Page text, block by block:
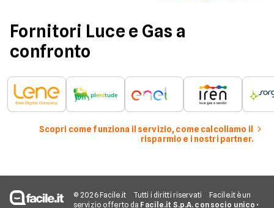
ricezione) per i principali
operatori di energia.
Fornitori Luce e Gas a
confronto
Scopri come funziona il servizio, come calcoliamo il
risparmio e i nostri partner.
© 2026 Facile.it Tutti i diritti riservati
Facile.it è un
servizio offerto da Facile.it S.p.A. con socio unico •